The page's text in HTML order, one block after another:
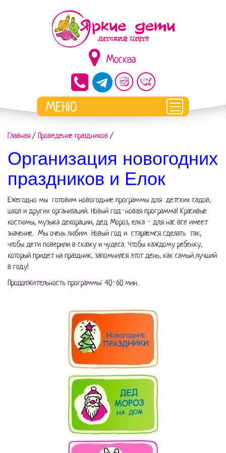
Москва
Главная / Проведение праздников /
Организация новогодних
праздников и Елок
Ежегодно мы готовим новогодние программы для детских садов,
школ и других организаций. Новый год-новая программа! Красивые
костюмы, музыка декорации, дед Мороз, елка - для нас все имеет
значение. Мы очень любим Новый год и стараемся сделать так,
чтобы дети поверили в сказку и чудеса. Чтобы каждому ребенку,
который придет на праздник, запомнился этот день, как самый лучший
в году!
Продолжительность программы: 40-60 мин.